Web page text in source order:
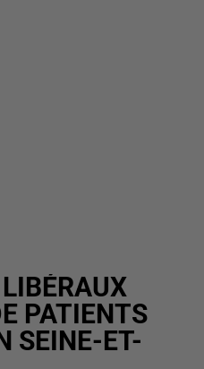
PATIENTS
SEINE-ET-